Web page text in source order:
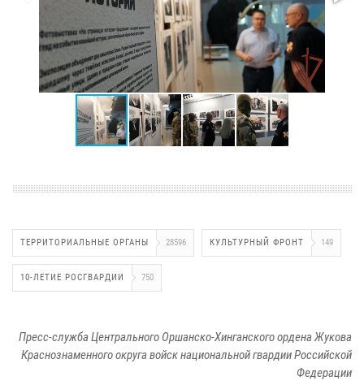
ТЕРРИТОРИАЛЬНЫЕ ОРГАНЫ 28596 КУЛЬТУРНЫЙ ФРОНТ 149
10-ЛЕТИЕ РОСГВАРДИИ 750
Пресс-служба Центрального Оршанско-Хинганского ордена Жукова
Краснознаменного округа войск национальной гвардии Российской
Федерации